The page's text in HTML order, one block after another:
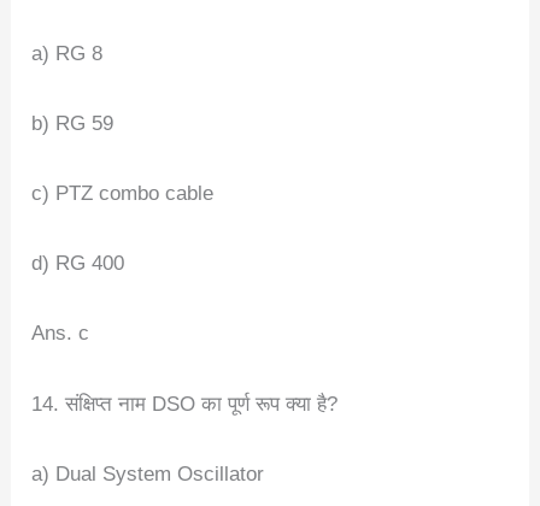
a) RG 8
b) RG 59
c) PTZ combo cable
d) RG 400
Ans. c
14. संक्षिप्त नाम DSO का पूर्ण रूप क्या है?
a) Dual System Oscillator